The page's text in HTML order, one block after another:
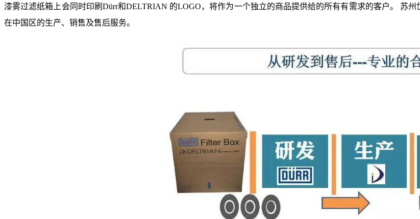
漆雾过滤纸箱上会同时印刷Dürr和DELTRIAN 的LOGO，将作为一个独立的商品提供给的所有有需求的客户。 苏
在中国区的生产、销售及售后服务。